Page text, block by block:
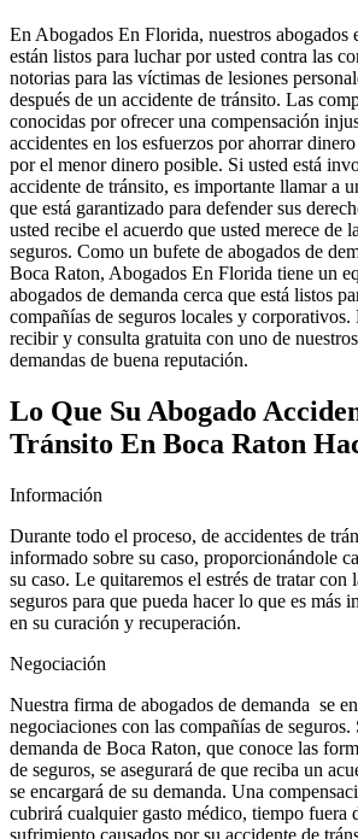
En Abogados En Florida, nuestros abogados
están listos para luchar por usted contra las
notorias para las víctimas de lesiones
después de un accidente de tránsito. Las
conocidas por ofrecer una compensación
accidentes en los esfuerzos por ahorrar
por el menor dinero posible. Si usted está
accidente de tránsito, es importante llamar a
que está garantizado para defender sus
usted recibe el acuerdo que usted merece de
seguros. Como un bufete de abogados de
Boca Raton, Abogados En Florida tiene un
abogados de demanda cerca que está listos
compañías de seguros locales y
recibir y consulta gratuita con uno de
demandas de buena reputación.
Lo Que Su Abogado
Tránsito En Boca Raton
Información
Durante todo el proceso, de accidentes de
informado sobre su caso, proporcionándole
su caso. Le quitaremos el estrés de tratar con
seguros para que pueda hacer lo que es más
en su curación y recuperación.
Negociación
Nuestra firma de abogados de demanda se
negociaciones con las compañías de seguros.
demanda de Boca Raton, que conoce las
de seguros, se asegurará de que reciba un
se encargará de su demanda. Una
cubrirá cualquier gasto médico, tiempo fuera
sufrimiento causados por su accidente de